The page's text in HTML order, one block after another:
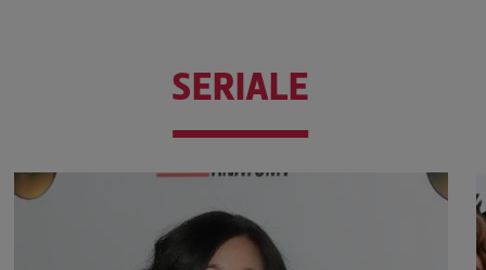
SERIALE